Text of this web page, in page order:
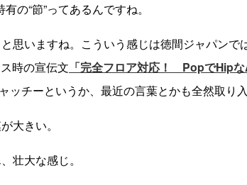
の“節”ってあるんですね。
思いますね。こういう感じは徳間ジャパンで
時の宣伝文 「完全フロア対応！ PopでHip
ッチーというか、最近の言葉とかも全然取り
きい。
大な感じ。